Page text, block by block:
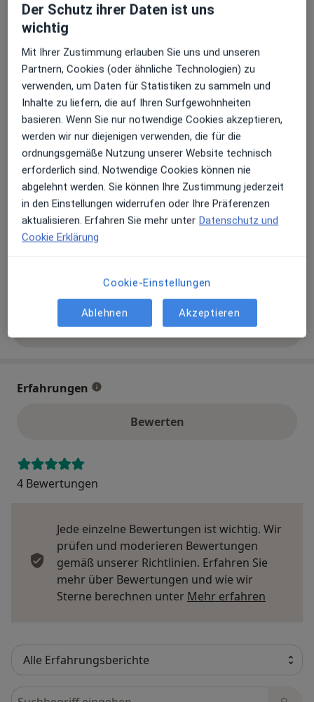
Praxis Mitra Nasiri Zahnärztin
Oberkasseler Str. 102,
Düsseldorf
Zu Google Mapsöffnet in einer neuen
Verfügbarkeit
Mitra Nasiri bietet an diesem Standort über
Jameda keine Online-Terminbuchung an
Zahlungsmodalitäten (private Besuche)
Akzeptierte Versicherungen
Details
Telefonnummer anzeigen
Mehr Details anzeigen
über die Adresse
Erfahrungen
Bewerten
4 Bewertungen
Jede einzelne Bewertungen ist wichtig. Wir
prüfen und moderieren Bewertungen
gemäß unserer Richtlinien. Erfahren Sie
mehr über Bewertungen und wie wir
Sterne berechnen unter Mehr erfahren
Bewertungen durchsuchen
Der Schutz ihrer Daten ist uns
wichtig
Mit Ihrer Zustimmung erlauben Sie uns und unseren
Partnern, Cookies (oder ähnliche Technologien) zu
verwenden, um Daten für Statistiken zu sammeln und
Inhalte zu liefern, die auf Ihren Surfgewohnheiten
basieren. Wenn Sie nur notwendige Cookies akzeptieren,
werden wir nur diejenigen verwenden, die für die
ordnungsgemäße Nutzung unserer Website technisch
erforderlich sind. Notwendige Cookies können nie
abgelehnt werden. Sie können Ihre Zustimmung jederzeit
in den Einstellungen widerrufen oder Ihre Präferenzen
aktualisieren. Erfahren Sie mehr unter Datenschutz und
Cookie Erklärung
Cookie-Einstellungen
Ablehnen Akzeptieren